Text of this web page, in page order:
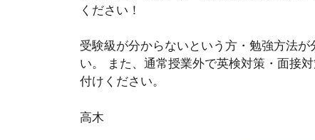
ください！
受験級が分からないという方・勉強方法
い。 また、通常授業外で英検対策・面接
付けください。
高木